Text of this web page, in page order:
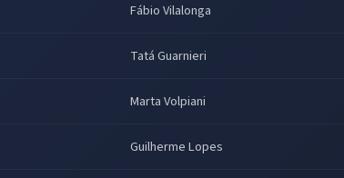
Fábio Vilalonga
Tatá Guarnieri
Marta Volpiani
Guilherme Lopes